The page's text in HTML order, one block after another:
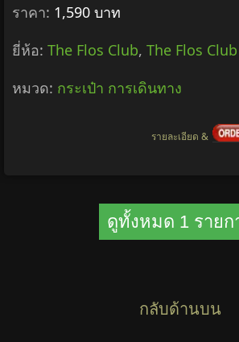
ราคา: 1,590 บาท
ยี่ห้อ: The Flos Club, The Flos Club
หมวด: กระเป๋า การเดินทาง
รายละเอียด &
ดูทั้งหมด 1 รายก
กลับด้านบน